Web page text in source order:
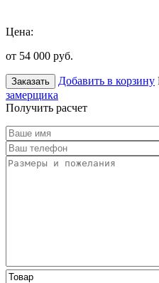
Цена:
от 54 000 руб.
Заказать Добавить в корзину
замерщика
Получить расчет